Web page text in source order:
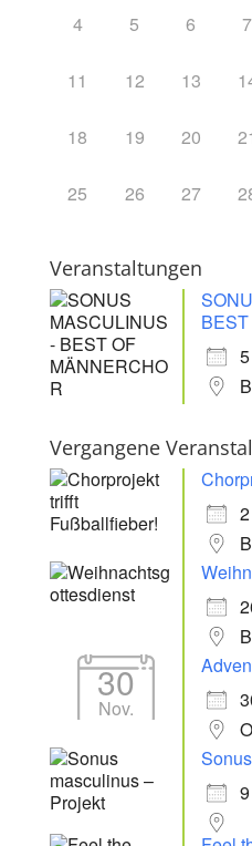
4 5 6 7
11 12 13
18 19 20
25 26 27
Veranstaltungen
Vergangene
30
Nov.